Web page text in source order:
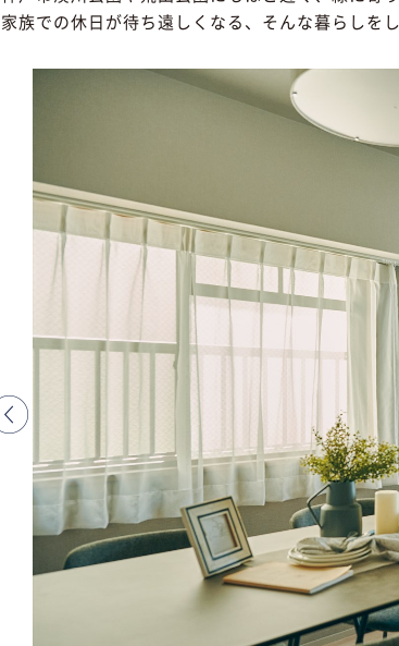
家族での休日が待ち遠しくなる、そんな暮らしを